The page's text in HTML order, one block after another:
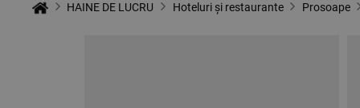
HAINE DE LUCRU Hoteluri și restaurante Prosoape